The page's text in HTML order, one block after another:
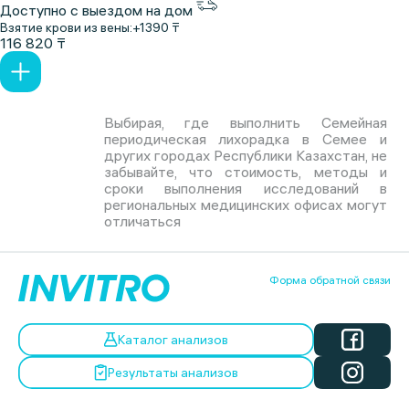
Доступно с выездом на дом
Взятие крови из вены:+1390 ₸
116 820 ₸
Выбирая, где выполнить Семейная
периодическая лихорадка в Семее и
других городах Республики Казахстан, не
забывайте, что стоимость, методы и
сроки выполнения исследований в
региональных медицинских офисах могут
отличаться
Форма обратной связи
Каталог анализов
Результаты анализов